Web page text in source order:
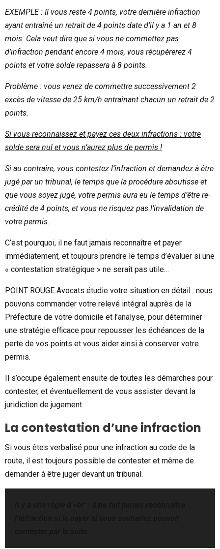
EXEMPLE : Il vous reste 4 points, votre dernière infraction
ayant entraîné un retrait de 4 points date d’il y a 1 an et 8
mois. Cela veut dire que si vous ne commettez pas
d’infraction pendant encore 4 mois, vous récupérerez 4
points et votre solde repassera à 8 points.
Problème : vous venez de commettre successivement 2
excès de vitesse de 25 km/h entraînant chacun un retrait de 2
points.
Si vous reconnaissez et payez ces deux infractions : votre
solde sera nul et vous n’aurez plus de permis !
Si au contraire, vous contestez l’infraction et demandez à être
jugé par un tribunal, le temps que la procédure aboutisse et
que vous soyez jugé, votre permis aura eu le temps d’être re-
crédité de 4 points, et vous ne risquez pas l’invalidation de
votre permis.
C’est pourquoi, il ne faut jamais reconnaître et payer
immédiatement, et toujours prendre le temps d’évaluer si une
« contestation stratégique » ne serait pas utile…
POINT ROUGE Avocats étudie votre situation en détail : nous
pouvons commander votre relevé intégral auprès de la
Préfecture de votre domicile et l’analyse, pour déterminer
une stratégie efficace pour repousser les échéances de la
perte de vos points et vous aider ainsi à conserver votre
permis.
Il s’occupe également ensuite de toutes les démarches pour
contester, et éventuellement de vous assister devant la
juridiction de jugement.
La contestation d’une infraction
Si vous êtes verbalisé pour une infraction au code de la
route, il est toujours possible de contester et même de
demander à être juger devant un tribunal.